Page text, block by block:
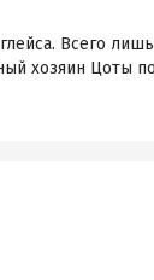
Всего
хозяин Цоты